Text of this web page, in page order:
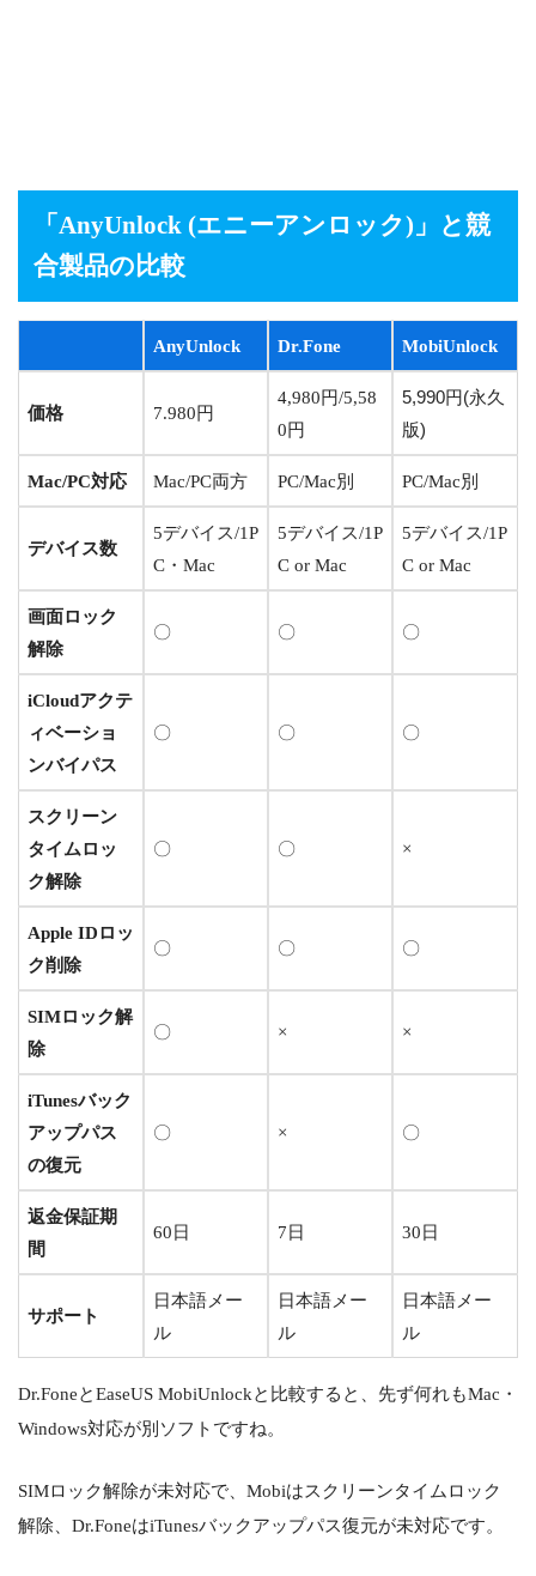
「AnyUnlock (エニーアンロック) 」と競
合製品の比較
AnyUnlock Dr.Fone MobiUnlock
価格 7.980円
4,980円/5,58
0円
5,990円(永久
版)
Mac/PC対応 Mac/PC両方 PC/Mac別 PC/Mac別
デバイス数
5デバイス/1P
C・Mac
5デバイス/1P
C or Mac
5デバイス/1P
C or Mac
画面ロック
解除
〇 〇 〇
iCloudアクテ
ィベーショ
ンバイパス
〇 〇 〇
スクリーン
タイムロッ
ク解除
〇 〇 ×
Apple IDロッ
ク削除
〇 〇 〇
SIMロック解
除
〇 × ×
iTunesバック
アップパス
の復元
〇 × 〇
返金保証期
間
60日 7日 30日
サポート
日本語メー
ル
日本語メー
ル
日本語メー
ル
Dr.FoneとEaseUS MobiUnlockと比較すると、先ず何れもMac・
Windows対応が別ソフトですね。
SIMロック解除が未対応で、Mobiはスクリーンタイムロック
解除、Dr.FoneはiTunesバックアップパス復元が未対応です。